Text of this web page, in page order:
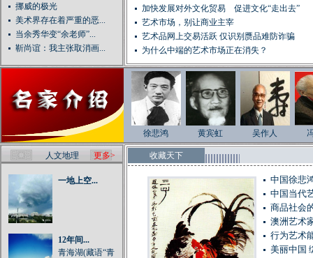
挪威的极光
美术界存在着严重的恶...
当余秀华变“余老师”...
靳尚谊：我主张取消画...
加快发展对外文化贸易 促进文化“走出去”
艺术市场，别让商业主宰
艺术品网上交易活跃 仅识别赝品难防诈骗
为什么中端的艺术市场正在消失？
徐悲鸿 黄宾虹 吴作人
人文地理 更多>
一地上空...
12年间...
青海湖(藏语“青
收藏天下
中国徐悲
中国当代
商品社会
澳洲艺术
行为艺术
美丽中国